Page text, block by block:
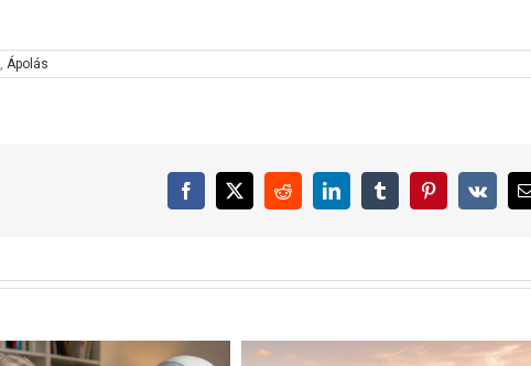
Ápolás
Facebook
X RedditLinkedInTumblrPinterest
Vk